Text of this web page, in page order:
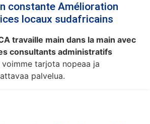
constante Amélioration
locaux sudafricains
travaille main dans la main avec
consultants administratifs
tarjota nopeaa ja
palvelua.